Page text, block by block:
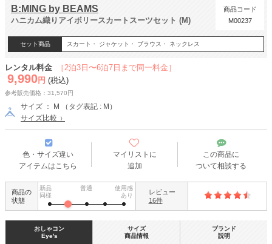
B:MING by BEAMS
ハニカム織りアイボリースカートスーツセット (M)
商品コード
M00237
セット商品 スカート・ ジャケット・ ブラウス・ ネックレス
［2泊3日〜6泊7日まで同一料金］
レンタル料金
9,990 円 (税込)
参考販売価格：31,570円
サイズ ： M （タグ表記 : M）
サイズ比較
色・サイズ違い
アイテムはこちら
マイリストに
追加
この商品に
ついて相談する
商品の
状態
新品
同様
普通
使用感
あり
レビュー
16件
おしゃコン
Eye's
サイズ
商品情報
ブランド
説明